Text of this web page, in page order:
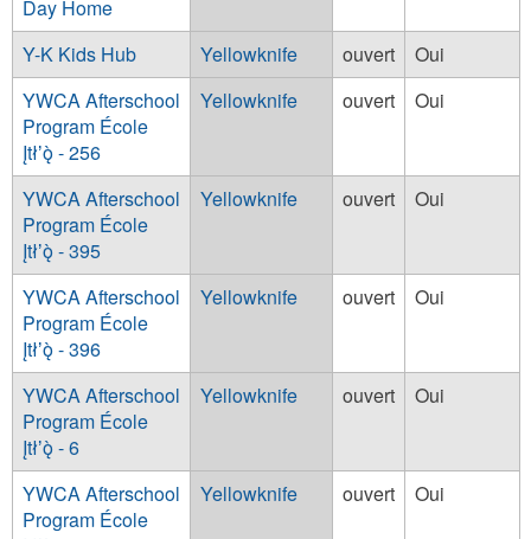
Day Home
Y-K Kids Hub Yellowknife ouvert
Oui
YWCA Afterschool
Program École
Įtłʼǫ̀ - 256
Yellowknife ouvert Oui
YWCA Afterschool
Program École
Įtłʼǫ̀ - 395
Yellowknife ouvert Oui
YWCA Afterschool
Program École
Įtłʼǫ̀ - 396
Yellowknife ouvert Oui
YWCA Afterschool
Program École
Įtłʼǫ̀ - 6
Yellowknife ouvert Oui
YWCA Afterschool
Program École
Yellowknife ouvert Oui